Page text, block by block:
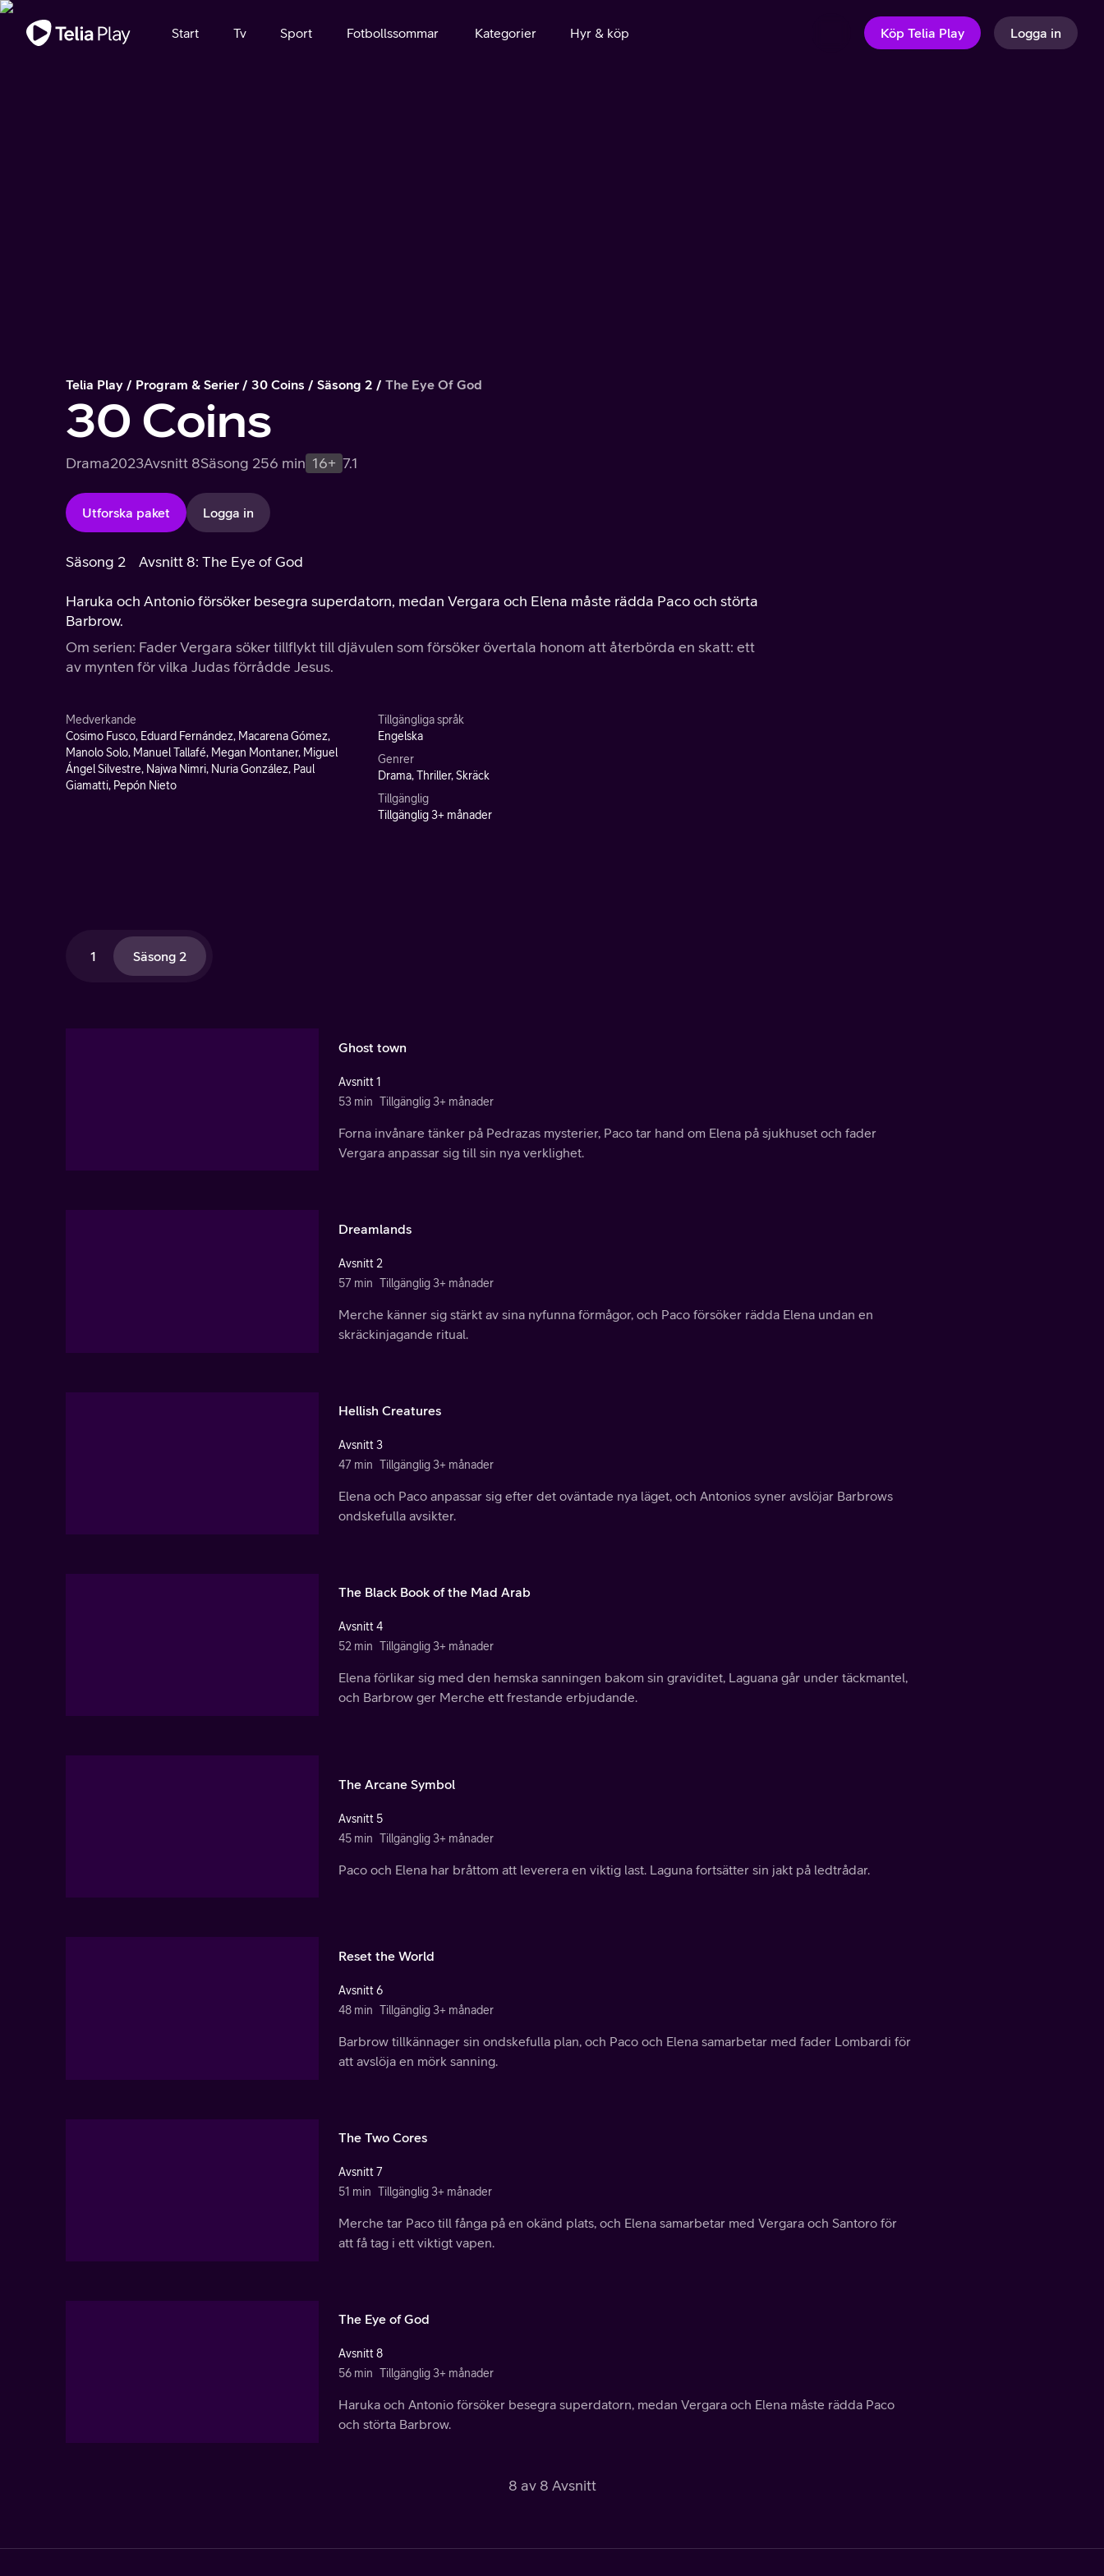
Viktigt meddelande
Start Tv Sport Fotbollssommar Kategorier Hyr & köp Köp Telia Play Logga in
Telia Play Program & Serier 30 Coins Säsong 2 The Eye Of God
30 Coins
Drama2023Avsnitt 8Säsong 256 min 16+ 7.1
Utforska paket Logga in
Säsong 2 Avsnitt 8: The Eye of God
Haruka och Antonio försöker besegra superdatorn, medan Vergara och Elena måste rädda Paco och störta
Barbrow.
Om serien: Fader Vergara söker tillflykt till djävulen som försöker övertala honom att återbörda en skatt: ett
av mynten för vilka Judas förrådde Jesus.
Medverkande
Cosimo Fusco, Eduard Fernández, Macarena Gómez,
Manolo Solo, Manuel Tallafé, Megan Montaner, Miguel
Ángel Silvestre, Najwa Nimri, Nuria González, Paul
Giamatti, Pepón Nieto
Tillgängliga språk
Engelska
Genrer
Drama, Thriller, Skräck
Tillgänglig
Tillgänglig 3+ månader
1 Säsong 2
Ghost town
Avsnitt 1
53 min Tillgänglig 3+ månader
Forna invånare tänker på Pedrazas mysterier, Paco tar hand om Elena på sjukhuset och fader
Vergara anpassar sig till sin nya verklighet.
Dreamlands
Avsnitt 2
57 min Tillgänglig 3+ månader
Merche känner sig stärkt av sina nyfunna förmågor, och Paco försöker rädda Elena undan en
skräckinjagande ritual.
Hellish Creatures
Avsnitt 3
47 min Tillgänglig 3+ månader
Elena och Paco anpassar sig efter det oväntade nya läget, och Antonios syner avslöjar Barbrows
ondskefulla avsikter.
The Black Book of the Mad Arab
Avsnitt 4
52 min Tillgänglig 3+ månader
Elena förlikar sig med den hemska sanningen bakom sin graviditet, Laguana går under täckmantel,
och Barbrow ger Merche ett frestande erbjudande.
The Arcane Symbol
Avsnitt 5
45 min Tillgänglig 3+ månader
Paco och Elena har bråttom att leverera en viktig last. Laguna fortsätter sin jakt på ledtrådar.
Reset the World
Avsnitt 6
48 min Tillgänglig 3+ månader
Barbrow tillkännager sin ondskefulla plan, och Paco och Elena samarbetar med fader Lombardi för
att avslöja en mörk sanning.
The Two Cores
Avsnitt 7
51 min Tillgänglig 3+ månader
Merche tar Paco till fånga på en okänd plats, och Elena samarbetar med Vergara och Santoro för
att få tag i ett viktigt vapen.
The Eye of God
Avsnitt 8
56 min Tillgänglig 3+ månader
Haruka och Antonio försöker besegra superdatorn, medan Vergara och Elena måste rädda Paco
och störta Barbrow.
8 av 8 Avsnitt